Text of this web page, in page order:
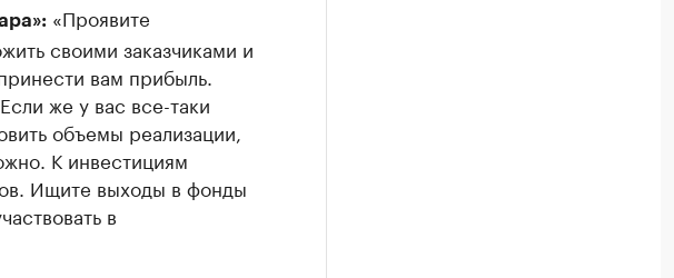
«Проявите
своими заказчиками и
вам прибыль.
же у вас все-таки
объемы реализации,
К инвестициям
Ищите выходы в фонды
в